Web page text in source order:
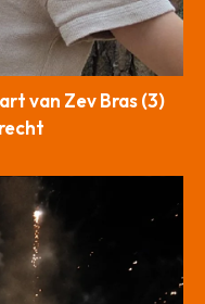
van Zev Bras (3)